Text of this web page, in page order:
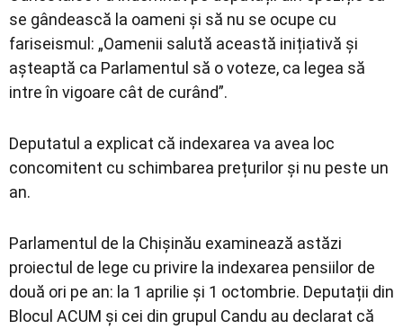
se gândească la oameni și să nu se ocupe cu
fariseismul: „Oamenii salută această inițiativă și
așteaptă ca Parlamentul să o voteze, ca legea să
intre în vigoare cât de curând”.
Deputatul a explicat că indexarea va avea loc
concomitent cu schimbarea prețurilor și nu peste un
an.
Parlamentul de la Chișinău examinează astăzi
proiectul de lege cu privire la indexarea pensiilor de
două ori pe an: la 1 aprilie și 1 octombrie. Deputații din
Blocul ACUM și cei din grupul Candu au declarat că